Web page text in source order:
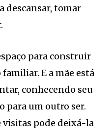
descansar, tomar
para construir
familiar. E a mãe está
conhecendo seu
para um outro ser.
visitas pode deixá-la